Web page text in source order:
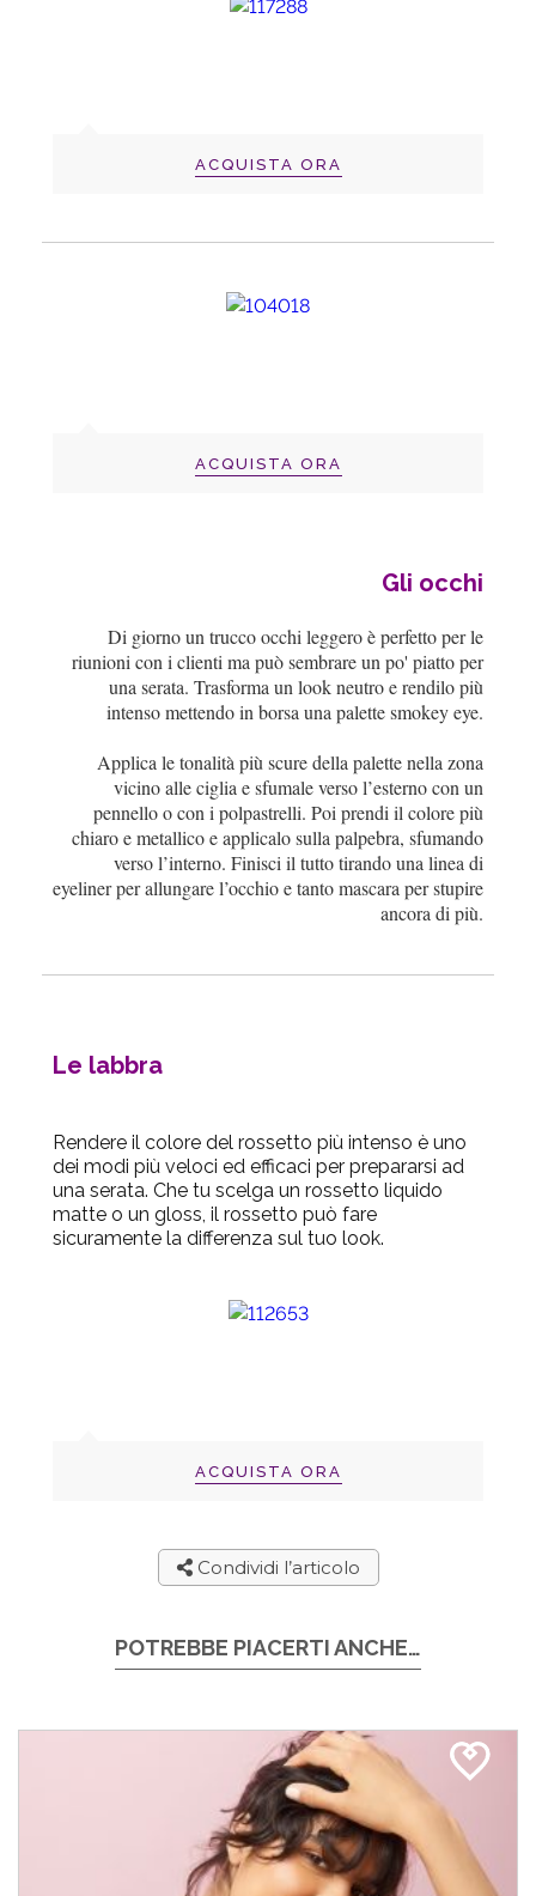
ACQUISTA ORA
ACQUISTA ORA
Gli occhi
Di giorno un trucco occhi leggero è perfetto per le
riunioni con i clienti ma può sembrare un po' piatto per
una serata. Trasforma un look neutro e rendilo più
intenso mettendo in borsa una palette smokey eye.
Applica le tonalità più scure della palette nella zona
vicino alle ciglia e sfumale verso l’esterno con un
pennello o con i polpastrelli. Poi prendi il colore più
chiaro e metallico e applicalo sulla palpebra, sfumando
verso l’interno. Finisci il tutto tirando una linea di
eyeliner per allungare l’occhio e tanto mascara per stupire
ancora di più.
Le labbra
Rendere il colore del rossetto più intenso è uno
dei modi più veloci ed efficaci per prepararsi ad
una serata. Che tu scelga un rossetto liquido
matte o un gloss, il rossetto può fare
sicuramente la differenza sul tuo look.
ACQUISTA ORA
Condividi l’articolo
POTREBBE PIACERTI ANCHE…